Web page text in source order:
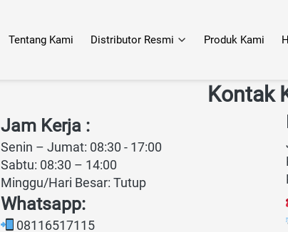
Tentang Kami Distributor Resmi Produk Kami
Kontak
Jam Kerja :
Senin – Jumat: 08:30 - 17:00
Sabtu: 08:30 – 14:00
Minggu/Hari Besar: Tutup
Whatsapp:
08116517115